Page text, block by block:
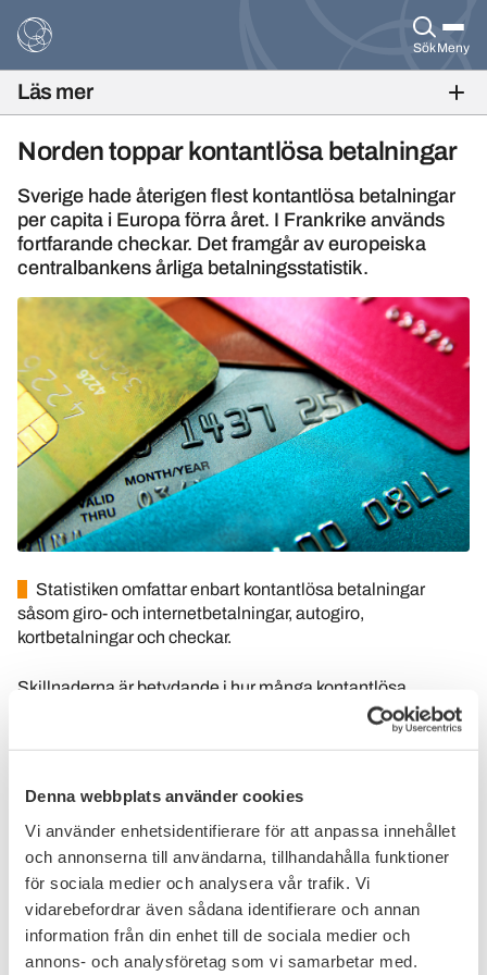
Denna webbplats använder cookies
Vi använder enhetsidentifierare för att anpassa innehållet
och annonserna till användarna, tillhandahålla funktioner
för sociala medier och analysera vår trafik. Vi
vidarebefordrar även sådana identifierare och annan
information från din enhet till de sociala medier och
annons- och analysföretag som vi samarbetar med.
SökMeny
Norden toppar kontantlösa betalningar
Sverige hade återigen flest kontantlösa betalningar
per capita i Europa förra året. I Frankrike används
fortfarande checkar. Det framgår av europeiska
centralbankens årliga betalningsstatistik.
Statistiken omfattar enbart kontantlösa betalningar
såsom giro- och internetbetalningar, autogiro,
kortbetalningar och checkar.
Skillnaderna är betydande i hur många kontantlösa
betalningar som genomförs per capita i de olika europeiska
länderna. I Sverige genomförs flest kontantlösa betalningar
Finland och Danmark, samt Nederländerna och
Storbritannien. Där görs ungefär 450 kontantlösa
betalningar per person och år.
Kortbetalningar är den vanligaste formen av kontantlös
betalning i de flesta europeiska länderna, följt av giro- och
internetbetalningar. Flest kortbetalningar per person görs i
Läs mer